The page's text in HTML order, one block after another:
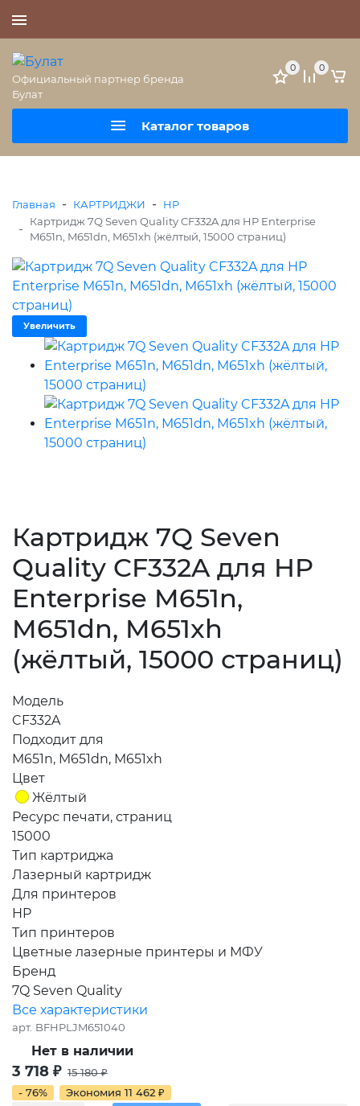
Официальный партнер бренда
Булат
Каталог товаров
0 0
Главная - КАРТРИДЖИ - HP
-
Картридж 7Q Seven Quality CF332A для HP Enterprise
M651n, M651dn, M651xh (жёлтый, 15000 страниц)
Увеличить
Картридж 7Q Seven
Quality CF332A для HP
Enterprise M651n,
M651dn, M651xh
(жёлтый, 15000 страниц)
Модель
CF332A
Подходит для
M651n, M651dn, M651xh
Цвет
Жёлтый
Ресурс печати, страниц
15000
Тип картриджа
Лазерный картридж
Для принтеров
HP
Тип принтеров
Цветные лазерные принтеры и МФУ
Бренд
7Q Seven Quality
Все характеристики
арт. BFHPLJM651040
Нет в наличии
3 718 ₽ 15 180₽
- 76%
Экономия 11 462 ₽